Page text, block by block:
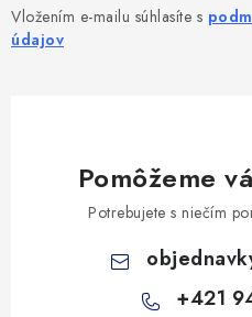
Vložením e-mailu súhlasíte s
údajov
Pomôžeme
Potrebujete s niečím
+421